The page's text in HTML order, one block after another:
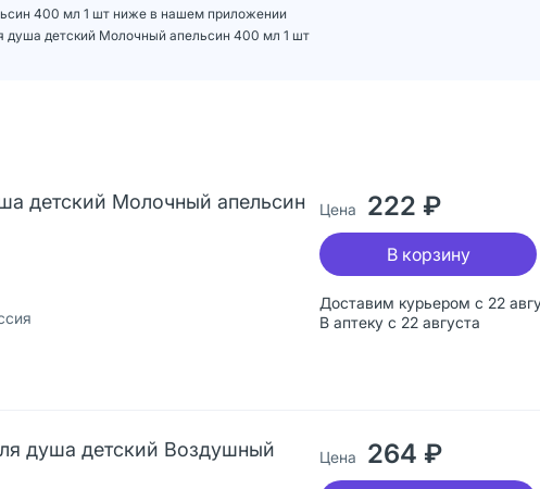
400 мл 1 шт ниже в нашем приложении
душа детский Молочный апельсин 400 мл 1 шт
детский Молочный апельсин
Доставим курьером с 22
В аптеку с 22 августа
Цена 222 ₽
В корзину
душа детский Воздушный
Цена 264 ₽